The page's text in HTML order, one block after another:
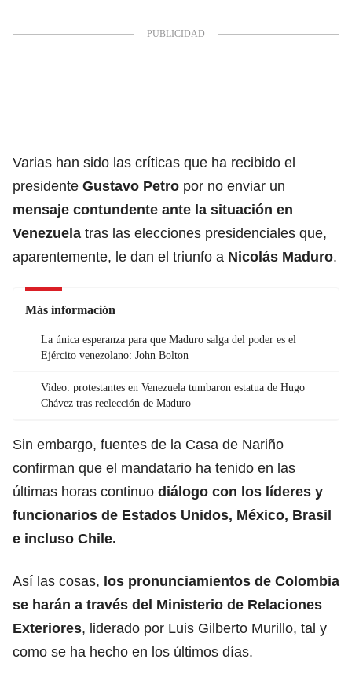
Varias han sido las críticas que ha recibido el
presidente Gustavo Petro por no enviar un
mensaje contundente ante la situación en
Venezuela tras las elecciones presidenciales que,
aparentemente, le dan el triunfo a Nicolás Maduro.
Más información
La única esperanza para que Maduro salga del poder es el
Ejército venezolano: John Bolton
Video: protestantes en Venezuela tumbaron estatua de Hugo
Chávez tras reelección de Maduro
Sin embargo, fuentes de la Casa de Nariño
confirman que el mandatario ha tenido en las
últimas horas continuo diálogo con los líderes y
funcionarios de Estados Unidos, México, Brasil
e incluso Chile.
Así las cosas, los pronunciamientos de Colombia
se harán a través del Ministerio de Relaciones
Exteriores, liderado por Luis Gilberto Murillo, tal y
como se ha hecho en los últimos días.